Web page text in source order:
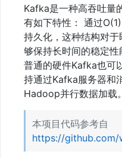
前
言
PHP
基
础
知
更
Kafka是一种高吞吐量
有如下特性： 通过
持久化，这种结构对
够保持长时间的稳定
普通的硬件Kafka也可
持通过Kafka服务器和
Hadoop并行数据加载。
本项目代码参考自
https://